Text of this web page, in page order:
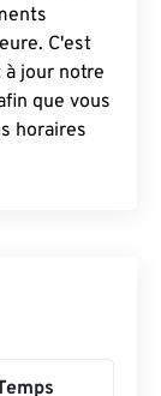
C'est
jour notre
que vous
horaires